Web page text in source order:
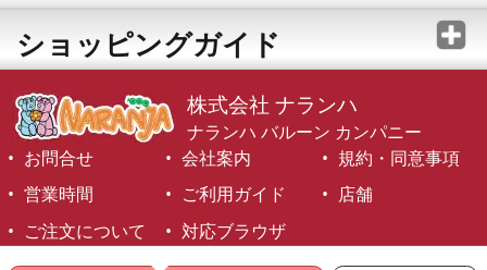
ショッピングガイド
株式会社 ナランハ
ナランハ バルーン カンパニー
お問合せ
会社案内
規約・同意事項
営業時間
ご利用ガイド
店舗
ご注文について
対応ブラウザ
©1999-2026 NARANJA Inc. All Rights Reserved.